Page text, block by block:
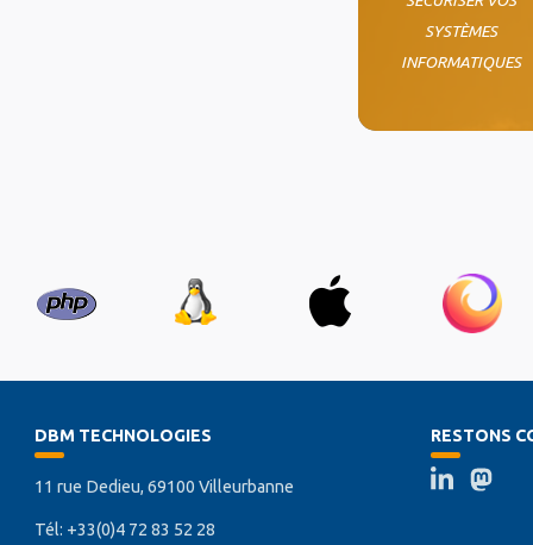
SYSTÈMES
INFORMATIQUES
DBM TECHNOLOGIES
11 rue Dedieu, 69100 Villeurbanne
Tél: +33(0)4 72 83 52 28
RESTONS